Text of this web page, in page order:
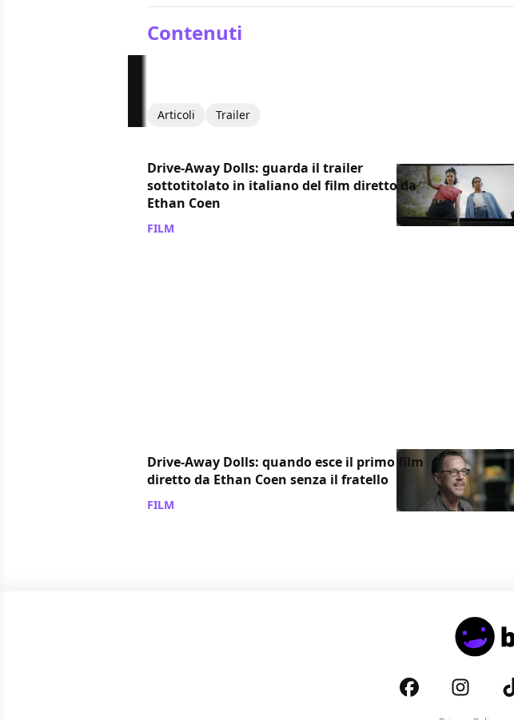
Contenuti
Articoli Trailer
Drive-Away Dolls: guarda il trailer
sottotitolato in italiano del film diretto da
Ethan Coen
FILM
Drive-Away Dolls: quando esce il primo film
diretto da Ethan Coen senza il fratello
FILM